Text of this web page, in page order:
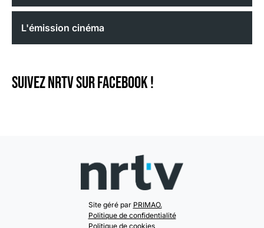
L'émission cinéma
Suivez NRTV sur Facebook !
Site géré par PRIMAO.
Politique de confidentialité
Politique de cookies